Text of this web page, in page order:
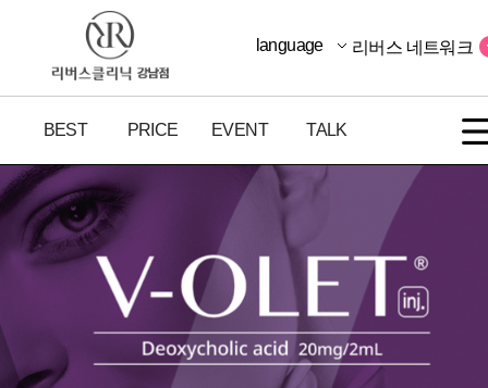
BEST PRICE EVENT TALK
language 리버스 네트워크